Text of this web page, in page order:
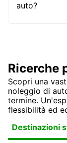
auto?
Ricerche
Scopri una
noleggio di
termine.
flessibilità ed
Destinazioni